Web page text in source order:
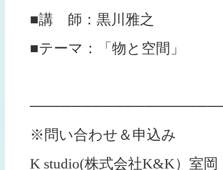
■講 師：黒川雅之
■テーマ：「物と空間」
※問い合わせ＆申込み
K studio(株式会社K&K）室岡